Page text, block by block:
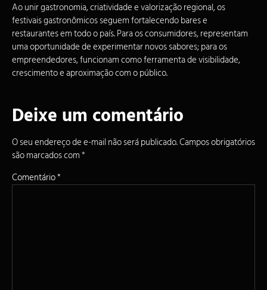
Ao unir gastronomia, criatividade e valorização regional, os
festivais gastronômicos seguem fortalecendo bares e
restaurantes em todo o país. Para os consumidores, representam
uma oportunidade de experimentar novos sabores; para os
empreendedores, funcionam como ferramenta de visibilidade,
crescimento e aproximação com o público.
Deixe um comentário
O seu endereço de e-mail não será publicado.Campos obrigatórios
são marcados com*
Comentário*